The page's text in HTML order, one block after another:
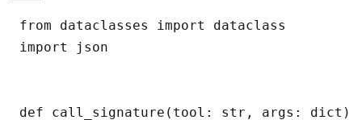
from dataclasses import dataclass
import json
def call_signature(tool: str, args: dict)